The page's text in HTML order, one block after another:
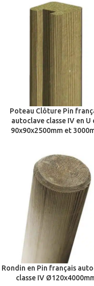
Poteau Clôture Pin
autoclave classe IV en U
90x90x2500mm et
Rondin en Pin français
classe IV